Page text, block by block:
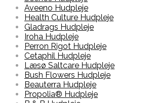
Aveeno Hudpleje
Health Culture Hudpleje
Gladrags Hudpleje
Iroha Hudpleje
Perron Rigot Hudpleje
Cetaphil Hudpleje
Læsø Saltcare Hudpleje
Bush Flowers Hudpleje
Beauterra Hudpleje
Propolia® Hudpleje